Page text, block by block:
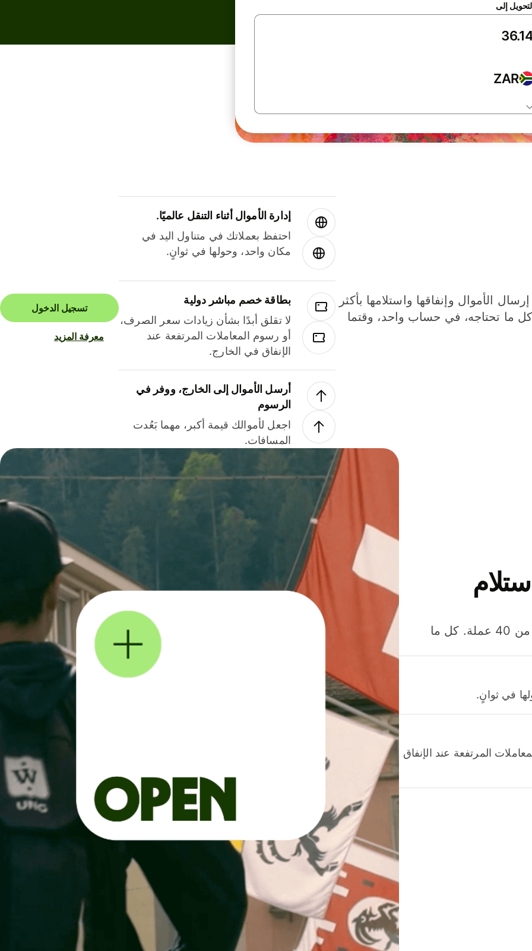
إلى
ZAR
الأموال وإنفاقها واستلامها بأكثر
كل ما تحتاجه، في حساب واحد، وقتما
إدارة الأموال أثناء التنقل عالميًا.
احتفظ بعملاتك في متناول اليد في
مكان واحد، وحولها في ثوانٍ.
بطاقة خصم مباشر دولية
لا تقلق أبدًا بشأن زيادات سعر الصرف،
أو رسوم المعاملات المرتفعة عند
الإنفاق في الخارج.
أرسل الأموال إلى الخارج، ووفر في
الرسوم
اجعل لأموالك قيمة أكبر، مهما بَعُدت
المسافات.
تسجيل الدخول
معرفة المزيد
وفّر المال عند إرسال الأموال وإنفاقها واستلامها بأكثر من 40 عملة. كل ما
في ثوانٍ.
المرتفعة عند الإنفاق